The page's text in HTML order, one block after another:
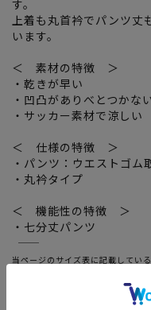
す。
上着も丸首衿でパンツ丈
います。
＜ 素材の特徴 ＞
・乾きが早い
・凹凸がありべとつかな
・サッカー素材で涼しい
＜ 仕様の特徴 ＞
・パンツ：ウエストゴム
・丸衿タイプ
＜ 機能性の特徴 ＞
・七分丈パンツ
―――――――――――――――――――――――
当ページのサイズ表に記載してい
は、ヌード寸の目安となりますの